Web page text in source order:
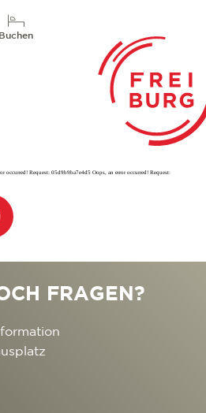
Buchen
occurred! Request: 05d9b9ba7e4d5 Oops, an error occurred! Request:
FRAGEN?